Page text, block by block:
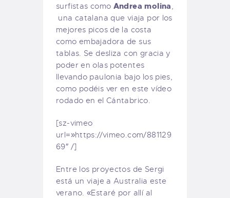
surfistas como Andrea molina
una catalana que viaja por los
mejores picos de la costa
como embajadora de sus
tablas. Se desliza con gracia y
poder en olas potentes
llevando paulonia bajo los pies,
como podéis ver en este vídeo
rodado en el Cántabrico.
[sz-vimeo
url=»https://vimeo.com/881129
69″ /]
Entre los proyectos de Sergi
está un viaje a Australia este
verano. «Estaré por allí al